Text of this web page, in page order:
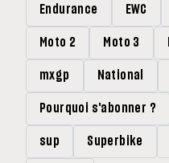
Endurance EWC
Moto 2 Moto 3
mxgp National
Pourquoi s'abonner ?
sup Superbike